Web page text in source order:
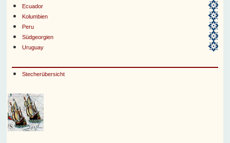
Ecuador
Kolumbien
Peru
Südgeorgien
Uruguay
Stecherübersicht